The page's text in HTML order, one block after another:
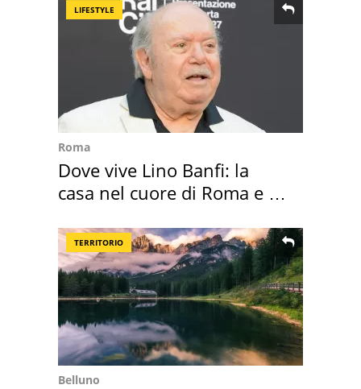
LIFESTYLE
Roma
Dove vive Lino Banfi: la
casa nel cuore di Roma e i
TERRITORIO
Belluno